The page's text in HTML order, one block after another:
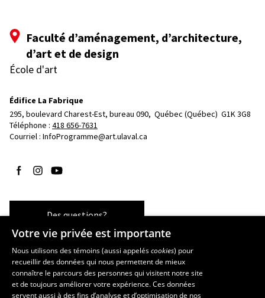
Faculté d’aménagement, d’architecture,
d’art et de design
École d'art
Édifice La Fabrique
295, boulevard Charest-Est, bureau 090, Québec (Québec)  G1K 3G8
Téléphone : 418 656-7631
Courriel : InfoProgramme@art.ulaval.ca
Suivez-nous sur Facebook
Suivez-nous sur Instagram
Suivez-nous sur YouTube
Des questions?
Les écoles et la recherche
École supérieure d’aménagement du territoire et de développement
Votre vie privée est importante
Nous utilisons des témoins (aussi appeléscookies) pour
recueillir des données qui nous permettent de mieux
connaître le parcours des personnes qui visitent notre site
et de toujours améliorer votre expérience. Ces données
servent aussi à des fins d’analyse et d’optimisation de nos